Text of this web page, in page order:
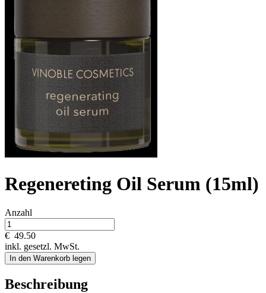
Regenereting Oil Serum (15ml)
Anzahl
€ 49.50
inkl. gesetzl. MwSt.
In den Warenkorb legen
Beschreibung